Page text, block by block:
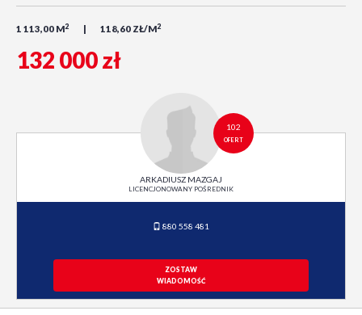
1 113,00 M2 118,60 ZŁ/M2
132 000 zł
102
OFERT
ARKADIUSZ MAZGAJ
LICENCJONOWANY POŚREDNIK
880 558 481
ZOSTAW
WIADOMOŚĆ